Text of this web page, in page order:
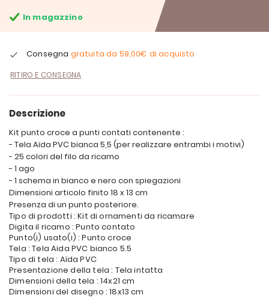
In magazzino
Consegna gratuita da 59,00€ di acquisto
RITIRO E CONSEGNA
Descrizione
Kit punto croce a punti contati contenente :
- Tela Aïda PVC bianca 5,5 (per realizzare entrambi i motivi)
- 25 colori del filo da ricamo
- 1 ago
- 1 schema in bianco e nero con spiegazioni
Dimensioni articolo finito 18 x 13 cm
Presenza di un punto posteriore.
Tipo di prodotti : Kit di ornamenti da ricamare
Digita il ricamo : Punto contato
Punto(i) usato(i) : Punto croce
Tela : Tela Aida PVC bianco 5.5
Tipo di tela : Aïda PVC
Presentazione della tela : Tela intatta
Dimensioni della tela : 14x21 cm
Dimensioni del disegno : 18x13 cm